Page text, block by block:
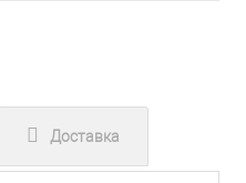
Доставка